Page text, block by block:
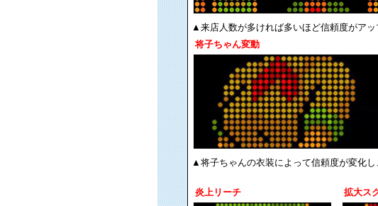
▲来店人数が多ければ多いほど信頼度がアッ
将子ちゃん変動
▲将子ちゃんの衣装によって信頼度が変化し
炎上リーチ
拡大ス